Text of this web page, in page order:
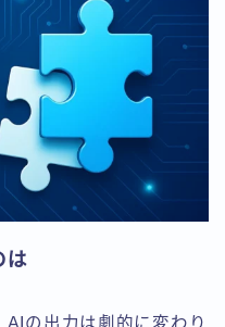
く表記
は
の出力は劇的に変わり